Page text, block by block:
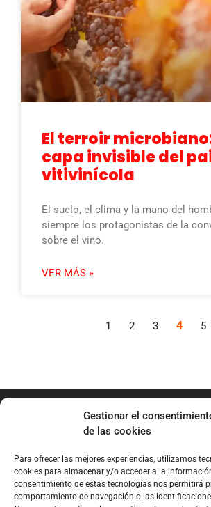
Gestionar el
de las cookies
Para ofrecer las mejores experiencias, utilizamos
cookies para almacenar y/o acceder a la
consentimiento de estas tecnologías nos permitirá
comportamiento de navegación o las
El terroir
capa invisible del
vitivinícola
El suelo, el clima y la mano del
siempre los protagonistas de la
sobre el vino.
VER MÁS »
1 2 3 4 5
BRAGA Academia
Podcast